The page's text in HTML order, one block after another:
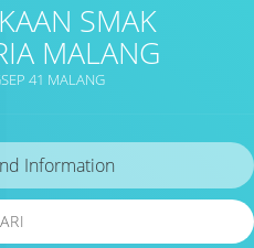
SMAK
MALANG
41 MALANG